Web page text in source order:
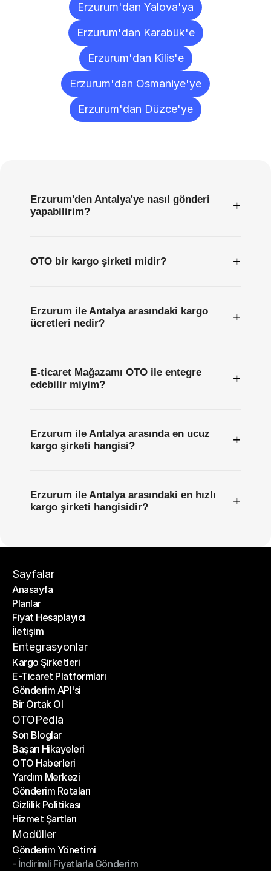
Erzurum'dan Yalova'ya
Erzurum'dan Karabük'e
Erzurum'dan Kilis'e
Erzurum'dan Osmaniye'ye
Erzurum'dan Düzce'ye
Erzurum'den Antalya'ye nasıl gönderi
yapabilirim?
+
OTO bir kargo şirketi midir? +
Erzurum ile Antalya arasındaki kargo
ücretleri nedir?
+
E-ticaret Mağazamı OTO ile entegre
edebilir miyim?
+
Erzurum ile Antalya arasında en ucuz
kargo şirketi hangisi?
+
Erzurum ile Antalya arasındaki en hızlı
kargo şirketi hangisidir?
+
Sayfalar
Anasayfa
Anasayfa
Planlar
Planlar
Fiyat Hesaplayıcı
Fiyat Hesaplayıcı
İletişim
İletişim
Entegrasyonlar
Kargo Şirketleri
Kargo Şirketleri
E-Ticaret Platformları
E-Ticaret Platformları
Gönderim API'si
Gönderim API'si
Bir Ortak Ol
Bir Ortak Ol
OTOPedia
Son Bloglar
Son Bloglar
Başarı Hikayeleri
Başarı Hikayeleri
OTO Haberleri
OTO Haberleri
Yardım Merkezi
Yardım Merkezi
Gönderim Rotaları
Gönderim Rotaları
Gizlilik Politikası
Gizlilik Politikası
Hizmet Şartları
Hizmet Şartları
Modüller
Gönderim Yönetimi
Gönderim Yönetimi
- İndirimli Fiyatlarla Gönderim